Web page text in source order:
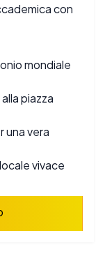
con
mondiale
piazza
una vera
vivace